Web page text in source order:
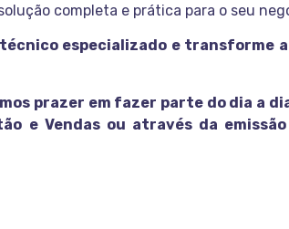
completa e prática para o seu
especializado e transforme
prazer em fazer parte do dia a
e Vendas ou através da